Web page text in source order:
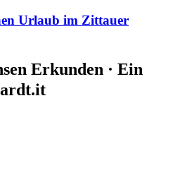
Urlaub im Zittauer
Erkunden · Ein